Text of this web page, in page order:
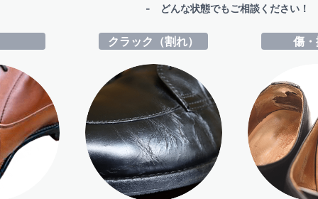
- どんな状態でもご相談ください
クラック（割れ） 傷